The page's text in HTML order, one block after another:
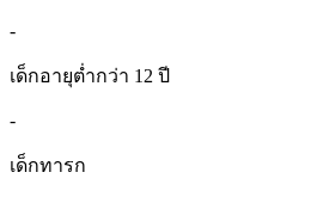
-
เด็กอายุต่ำกว่า 12 ปี
-
เด็กทารก